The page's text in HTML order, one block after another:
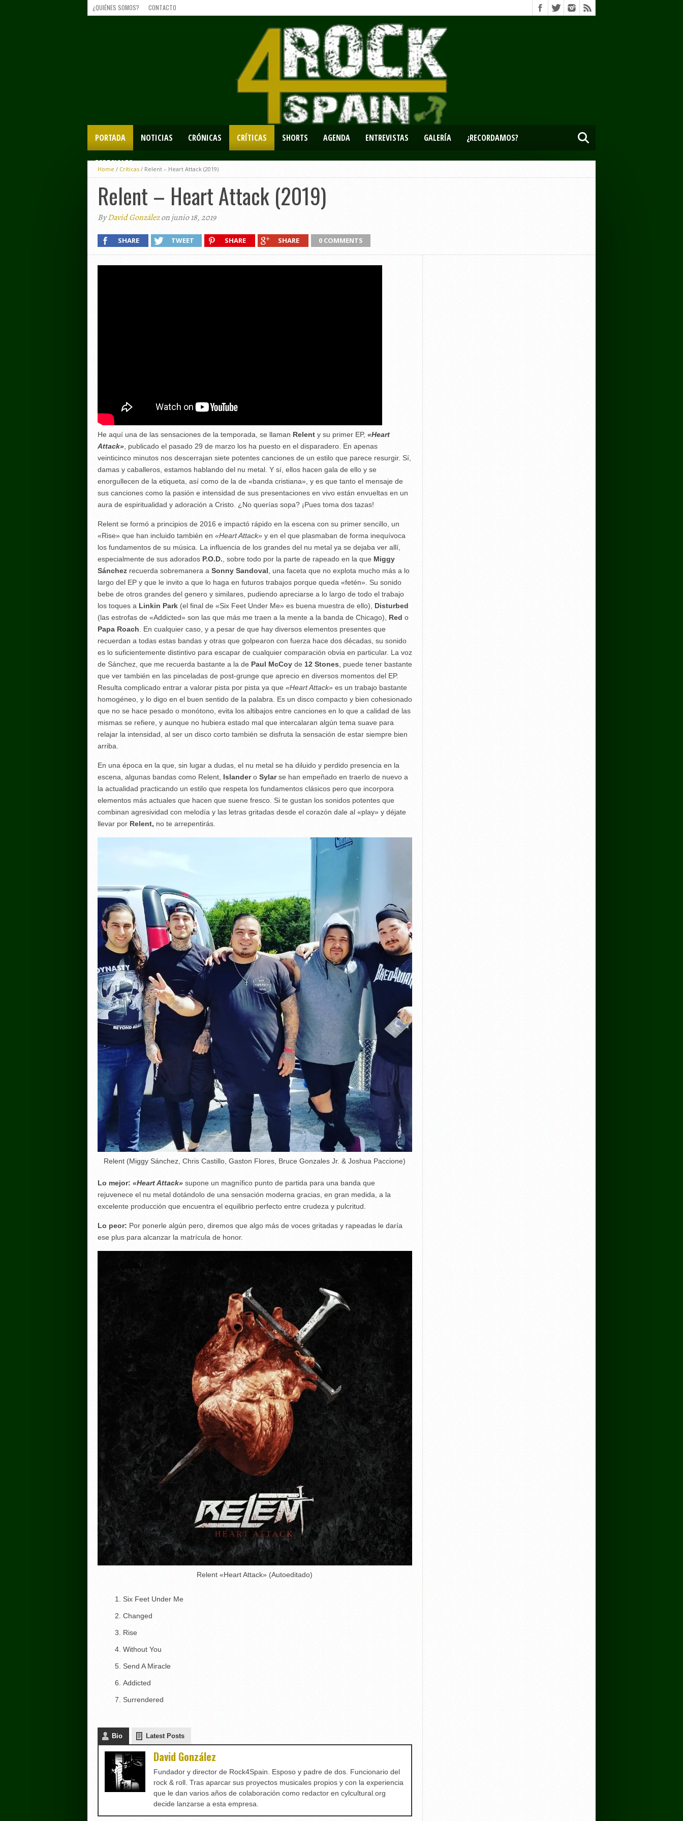
¿QUIÉNES SOMOS? CONTACTO
PORTADA NOTICIAS CRÓNICAS CRÍTICAS SHORTS AGENDA ENTREVISTAS GALERÍA ¿RECORDAMOS?
ESPECIALES
Home / Críticas / Relent – Heart Attack (2019)
Relent – Heart Attack (2019)
ByDavid Gonzálezon junio 18, 2019
SHARE TWEET SHARE SHARE 0 COMMENTS
He aquí una de las sensaciones de la temporada, se llaman Relenty su primer EP, «Heart
Attack», publicado el pasado 29 de marzo los ha puesto en el disparadero. En apenas
veinticinco minutos nos descerrajan siete potentes canciones de un estilo que parece resurgir. Sí,
damas y caballeros, estamos hablando del nu metal. Y sí, ellos hacen gala de ello y se
enorgullecen de la etiqueta, así como de la de «banda cristiana», y es que tanto el mensaje de
sus canciones como la pasión e intensidad de sus presentaciones en vivo están envueltas en un
aura de espiritualidad y adoración a Cristo. ¿No querías sopa? ¡Pues toma dos tazas!
Relent se formó a principios de 2016 e impactó rápido en la escena con su primer sencillo, un
«Rise» que han incluido también en «Heart Attack»y en el que plasmaban de forma inequívoca
los fundamentos de su música. La influencia de los grandes del nu metal ya se dejaba ver allí,
especialmente de sus adorados P.O.D. , sobre todo por la parte de rapeado en la que Miggy
Sánchezrecuerda sobremanera a Sonny Sandoval , una faceta que no explota mucho más a lo
largo del EP y que le invito a que lo haga en futuros trabajos porque queda «fetén». Su sonido
bebe de otros grandes del genero y similares, pudiendo apreciarse a lo largo de todo el trabajo
los toques a Linkin Park(el final de «Six Feet Under Me» es buena muestra de ello), Disturbed
(las estrofas de «Addicted» son las que más me traen a la mente a la banda de Chicago), Red o
Papa Roach . En cualquier caso, y a pesar de que hay diversos elementos presentes que
recuerdan a todas estas bandas y otras que golpearon con fuerza hace dos décadas, su sonido
es lo suficientemente distintivo para escapar de cualquier comparación obvia en particular. La voz
de Sánchez, que me recuerda bastante a la de Paul McCoyde 12 Stones, puede tener bastante
que ver también en las pinceladas de post-grunge que aprecio en diversos momentos del EP.
Resulta complicado entrar a valorar pista por pista ya que «Heart Attack»es un trabajo bastante
homogéneo, y lo digo en el buen sentido de la palabra. Es un disco compacto y bien cohesionado
que no se hace pesado o monótono, evita los altibajos entre canciones en lo que a calidad de las
mismas se refiere, y aunque no hubiera estado mal que intercalaran algún tema suave para
relajar la intensidad, al ser un disco corto también se disfruta la sensación de estar siempre bien
arriba.
En una época en la que, sin lugar a dudas, el nu metal se ha diluido y perdido presencia en la
escena, algunas bandas como Relent, Islandero Sylarse han empeñado en traerlo de nuevo a
la actualidad practicando un estilo que respeta los fundamentos clásicos pero que incorpora
elementos más actuales que hacen que suene fresco. Si te gustan los sonidos potentes que
combinan agresividad con melodía y las letras gritadas desde el corazón dale al «play» y déjate
llevar por Relent, no te arrepentirás.
Relent (Miggy Sánchez, Chris Castillo, Gaston Flores, Bruce Gonzales Jr. & Joshua Paccione)
Lo mejor: «Heart Attack» supone un magnífico punto de partida para una banda que
rejuvenece el nu metal dotándolo de una sensación moderna gracias, en gran medida, a la
excelente producción que encuentra el equilibrio perfecto entre crudeza y pulcritud.
Lo peor: Por ponerle algún pero, diremos que algo más de voces gritadas y rapeadas le daría
ese plus para alcanzar la matrícula de honor.
Relent «Heart Attack» (Autoeditado)
Six Feet Under Me
Changed
Rise
Without You
Send A Miracle
Addicted
Surrendered
Bio Latest Posts
David González
Fundador y director de Rock4Spain. Esposo y padre de dos. Funcionario del
rock & roll. Tras aparcar sus proyectos musicales propios y con la experiencia
que le dan varios años de colaboración como redactor en cylcultural.org
decide lanzarse a esta empresa.